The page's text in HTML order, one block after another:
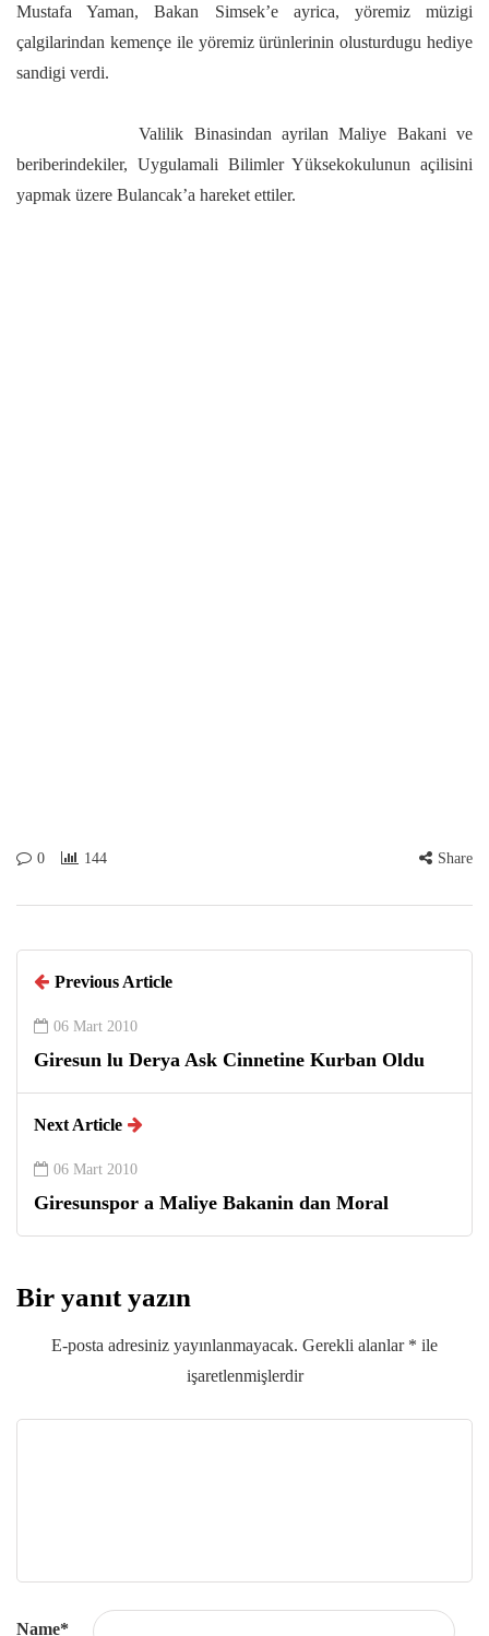
Mustafa Yaman, Bakan Simsek’e ayrica, yöremiz müzigi
çalgilarindan kemençe ile yöremiz ürünlerinin olusturdugu hediye
sandigi verdi.
Valilik Binasindan ayrilan Maliye Bakani ve
beriberindekiler, Uygulamali Bilimler Yüksekokulunun açilisini
yapmak üzere Bulancak’a hareket ettiler.
0 144 Share
Previous Article
06 Mart 2010
Giresun lu Derya Ask Cinnetine Kurban Oldu
Next Article
06 Mart 2010
Giresunspor a Maliye Bakanin dan Moral
Bir yanıt yazın
E-posta adresiniz yayınlanmayacak. Gerekli alanlar * ile
işaretlenmişlerdir
Name*